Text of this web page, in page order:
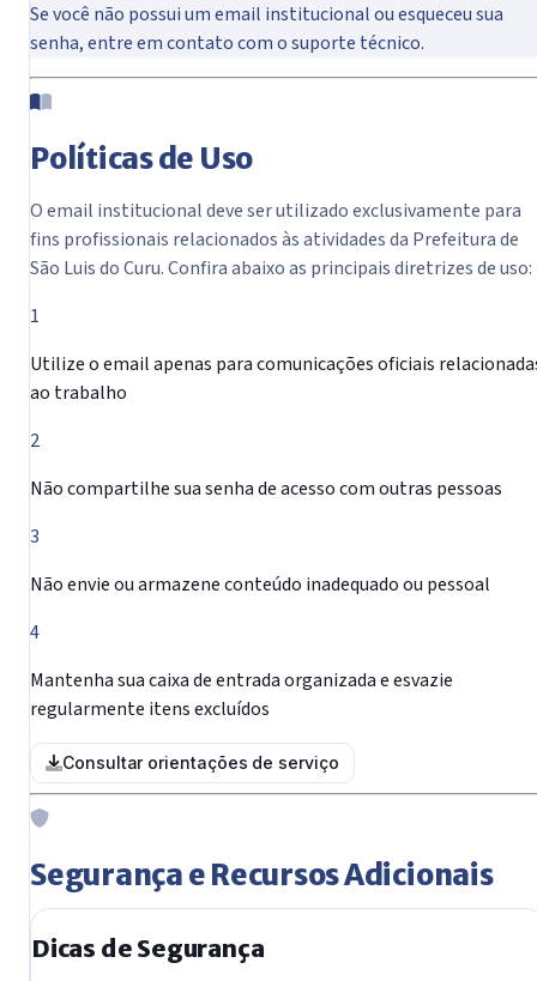
Se você não possui um email institucional ou esqueceu sua
senha, entre em contato com o suporte técnico.
Políticas de Uso
O email institucional deve ser utilizado exclusivamente para
fins profissionais relacionados às atividades da Prefeitura de
São Luis do Curu. Confira abaixo as principais diretrizes de uso:
1
Utilize o email apenas para comunicações oficiais
ao trabalho
2
Não compartilhe sua senha de acesso com outras pessoas
3
Não envie ou armazene conteúdo inadequado ou pessoal
4
Mantenha sua caixa de entrada organizada e esvazie
regularmente itens excluídos
Consultar orientações de serviço
Segurança e Recursos Adicionais
Dicas de Segurança